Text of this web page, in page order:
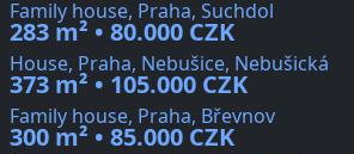
Family house, Praha, Suchdol
283 m² • 80.000 CZK
House, Praha, Nebušice, Nebušická
373 m² • 105.000 CZK
Family house, Praha, Břevnov
300 m² • 85.000 CZK